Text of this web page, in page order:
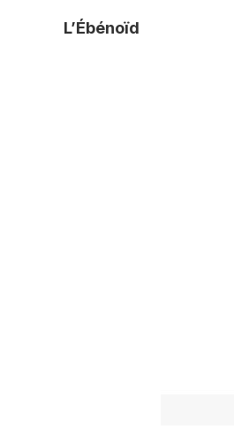
L’Ébénoïd